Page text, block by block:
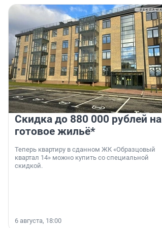
Скидка до 880 000 рублей на
готовое жильё*
Теперь квартиру в сданном ЖК «Образцовый
квартал 14» можно купить со специальной
скидкой.
6 августа, 18:00